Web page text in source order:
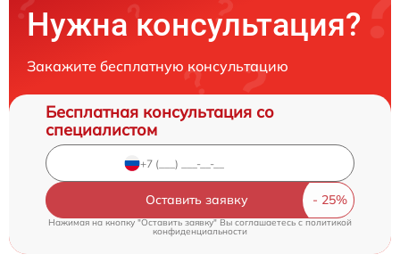
Нужна консультация?
Закажите бесплатную консультацию
Бесплатная консультация со
специалистом
Оставить заявку
Нажимая на кнопку "Оставить заявку" Вы соглашаетесь cполитикой
конфиденциальности